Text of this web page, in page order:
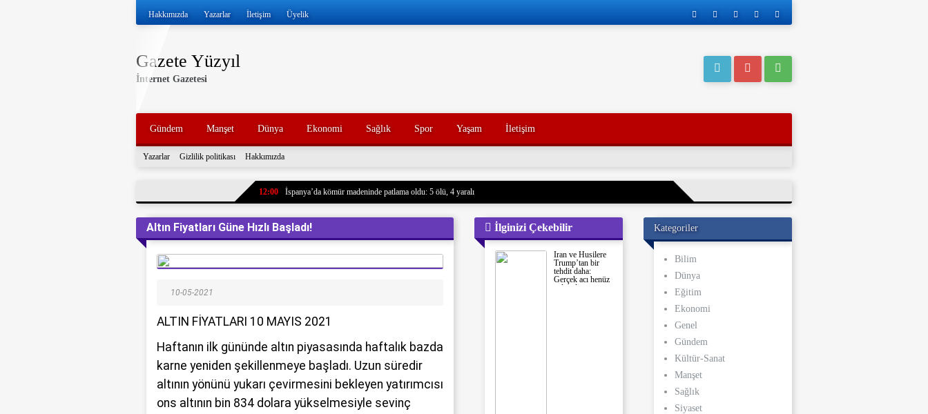
Hakkımızda Yazarlar İletişim Üyelik
Gazete Yüzyıl
İnternet Gazetesi
Gündem Manşet Dünya Ekonomi Sağlık Spor Yaşam İletişim
Yazarlar Gizlilik politikası Hakkımızda
12:00
İspanya’da kömür madeninde patlama oldu: 5 ölü, 4 yaralı
11:52
Volkan Konak’ın yakınları, kötü yorumlarla ilgili yasal işlem başlatacak.
İran, kaçak akaryakıt taşıyan iki gemiye el koydu. Devrim Muhafızları, Basra Körfezi’nde düzenledikleri operasyonla
7 yıl önce hayatını kaybeden oğlunun trajik ölümünü yaşayan bir baba, acı dolu bir tesadüf sonucu aynı kaderi
paylaştı. Oğlunun ölümünden tam 7 yıl sonra, baba da geçirdiği bir kaza sonucu hayatını kaybetti. Aile üyeleri ve yakınları, bu
Altın Fiyatları Güne Hızlı Başladı!
10-05-2021
ALTIN FİYATLARI 10 MAYIS 2021
Haftanın ilk gününde altın piyasasında haftalık bazda
karne yeniden şekillenmeye başladı. Uzun süredir
altının yönünü yukarı çevirmesini bekleyen yatırımcısı
ons altının bin 834 dolara yükselmesiyle sevinç
İlginizi Çekebilir
İran ve Husilere
Trump’tan bir
tehdit daha:
Gerçek acı henüz
gelmedi
Kategoriler
Bilim
Dünya
Eğitim
Ekonomi
Genel
Gündem
Kültür-Sanat
Manşet
Sağlık
Siyaset